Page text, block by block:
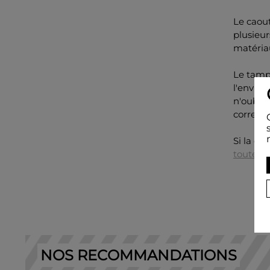
Le
Le
Si la
toute
NOS RECOMMANDATIONS